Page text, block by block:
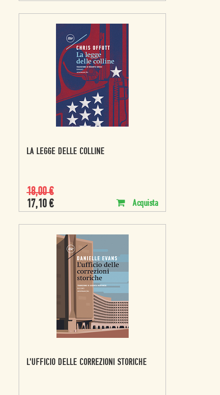
LA LEGGE DELLE COLLINE
18,00€
17,10 € Acquista
L'UFFICIO DELLE CORREZIONI STORICHE